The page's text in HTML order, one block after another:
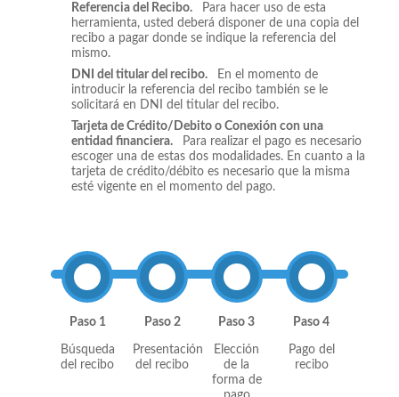
Referencia del Recibo.
Para hacer uso de esta
herramienta, usted deberá disponer de una copia del
recibo a pagar donde se indique la referencia del
mismo.
DNI del titular del recibo.
En el momento de
introducir la referencia del recibo también se le
solicitará en DNI del titular del recibo.
Tarjeta de Crédito/Debito o Conexión con una
entidad financiera.
Para realizar el pago es necesario
escoger una de estas dos modalidades. En cuanto a la
tarjeta de crédito/débito es necesario que la misma
esté vigente en el momento del pago.
Paso 1
Búsqueda
del recibo
Paso 2
Presentación
del recibo
Paso 3
Elección
de la
forma de
Paso 4
Pago del
recibo